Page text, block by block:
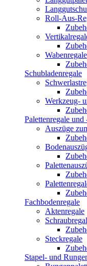
Roll-Aus-
Wabenregale
Schubladenregale
Werkzeug-
Palettenregale und
Auszüge
Fachbodenregale
Aktenregale
Steckregale
Stapel- und